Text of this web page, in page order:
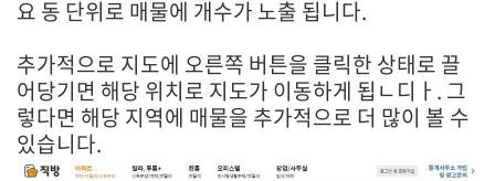
요 동 단위로 매물에 개수가 노출 됩니다.
추가적으로 지도에 오른쪽 버튼을 클릭한 상태로 끌
어당기면 해당 위치로 지도가 이동하게 됩ㄴ디ㅏ. 그
렇다면 해당 지역에 매물을 추가적으로 더 많이 볼 수
있습니다.